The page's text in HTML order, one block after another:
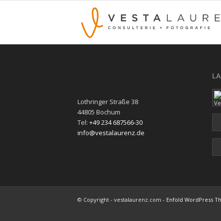
Lothringer Straße 38
44805 Bochum
Tel: +49 234 687566-30
info@vestalaurenz.de
© Copyright - vestalaurenz.com - Enfold WordPress